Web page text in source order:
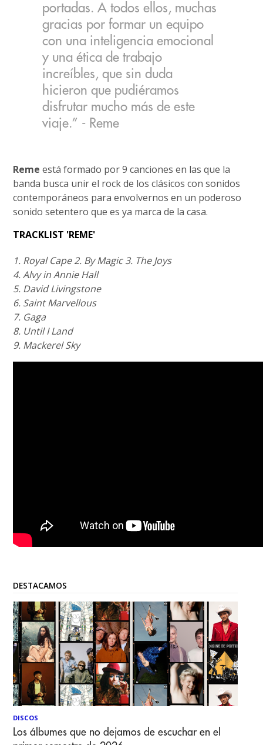
portadas. A todos ellos, muchas
gracias por formar un equipo
con una inteligencia emocional
y una ética de trabajo
increíbles, que sin duda
hicieron que pudiéramos
disfrutar mucho más de este
viaje.” - Reme
Reme está formado por 9 canciones en las que la
banda busca unir el rock de los clásicos con sonidos
contemporáneos para envolvernos en un poderoso
sonido setentero que es ya marca de la casa.
TRACKLIST 'REME'
1. Royal Cape 2. By Magic 3. The Joys
4. Alvy in Annie Hall
5. David Livingstone
6. Saint Marvellous
7. Gaga
8. Until I Land
9. Mackerel Sky
DESTACAMOS
DISCOS
Los álbumes que no dejamos de escuchar en el